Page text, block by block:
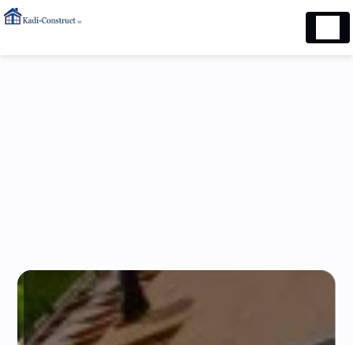
Panneau de gestion des cookies